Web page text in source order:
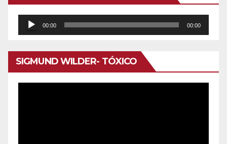
Reproductor
de
audio
00:00 00:00
SIGMUND WILDER- TÓXICO